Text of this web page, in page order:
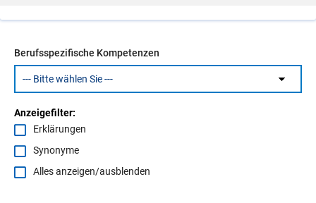
Berufsspezifische Kompetenzen
Anzeigefilter:
Erklärungen
Synonyme
Alles anzeigen/ausblenden